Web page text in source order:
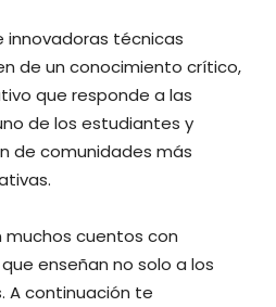
innovadoras técnicas
de un conocimiento crítico,
que responde a las
de los estudiantes y
de comunidades más
muchos cuentos con
enseñan no solo a los
A continuación te